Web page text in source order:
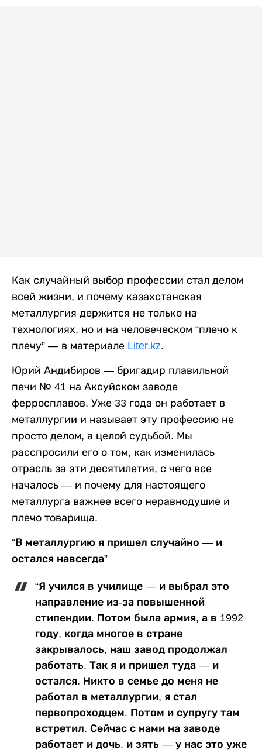
Как случайный выбор профессии стал делом
всей жизни, и почему казахстанская
металлургия держится не только на
технологиях, но и на человеческом “плечо к
плечу” — в материале Liter.kz.
Юрий Андибиров — бригадир плавильной
печи № 41 на Аксуйском заводе
ферросплавов. Уже 33 года он работает в
металлургии и называет эту профессию не
просто делом, а целой судьбой. Мы
расспросили его о том, как изменилась
отрасль за эти десятилетия, с чего все
началось — и почему для настоящего
металлурга важнее всего неравнодушие и
плечо товарища.
“В металлургию я пришел случайно — и
остался навсегда”
“Я учился в училище — и выбрал это
направление из-за повышенной
стипендии. Потом была армия, а в 1992
году, когда многое в стране
закрывалось, наш завод продолжал
работать. Так я и пришел туда — и
остался. Никто в семье до меня не
работал в металлургии, я стал
первопроходцем. Потом и супругу там
встретил. Сейчас с нами на заводе
работает и дочь, и зять — у нас это уже